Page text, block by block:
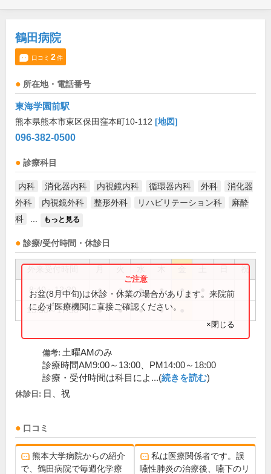
鶴田病院
口コミ 2件
所在地・電話番号
東海学園前駅
熊本県熊本市東区保田窪本町10-112 [地図]
096-382-0500
診療科目
内科 消化器内科 内視鏡内科 循環器内科 外科
消化器
外科
内視鏡外科 整形外科 リハビリテーション科
麻酔
科
もっと見る
診療/受付時間・休診日
祝
8:40～12:30 ● ● ● ● ●
13:50～17:30 ● ● ● ●
お盆(8月中旬)は休診・休業の場合があります。来院前
に必ず医療機関に直接ご確認ください。
×閉じる
備考: 土曜AMのみ
診療時間AM9:00～13:00、PM14:00～18:00
診療・受付時間は科目によ...(続きを読む)
休診日: 日、祝
口コミ
熊本大学病院からの紹介
で、鶴田病院で毎週化学療
私は医療関係者です。誤
嚥性肺炎の治療後、嚥下のリ